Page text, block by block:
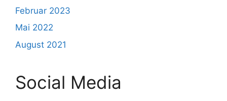
Februar 2023
Mai 2022
August 2021
Social Media